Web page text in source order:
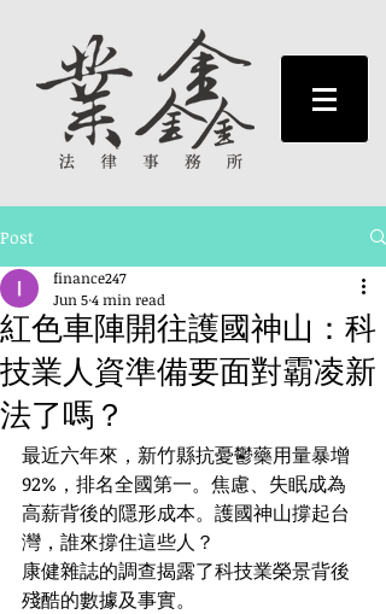
Post
紅色車陣開往護國神山：科
技業人資準備要面對霸凌新
法了嗎？
finance247
Jun 54 min read
最近六年來，新竹縣抗憂鬱藥用量暴增
92%，排名全國第一。焦慮、失眠成為
高薪背後的隱形成本。護國神山撐起台
灣，誰來撐住這些人？
康健雜誌的調查揭露了科技業榮景背後
殘酷的數據及事實。